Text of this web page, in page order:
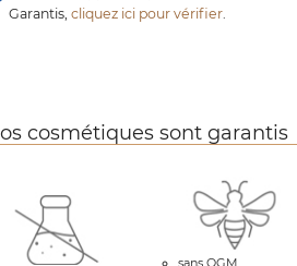
Garantis,cliquez ici pour vérifier.
cosmétiques sont garantis
sans OGM